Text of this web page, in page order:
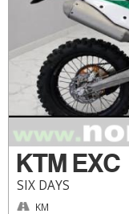
KTM EXC
SIX DAYS
KM